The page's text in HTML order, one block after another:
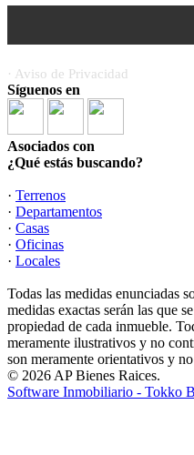
· Aviso de Privacidad
Síguenos en
Asociados con
¿Qué estás buscando?
· Terrenos
· Departamentos
· Casas
· Oficinas
· Locales
Todas las medidas enunciadas
medidas exactas serán las que
propiedad de cada inmueble.
meramente ilustrativos y no
son meramente orientativos y
© 2026 AP Bienes Raices.
Software Inmobiliario - Tokko